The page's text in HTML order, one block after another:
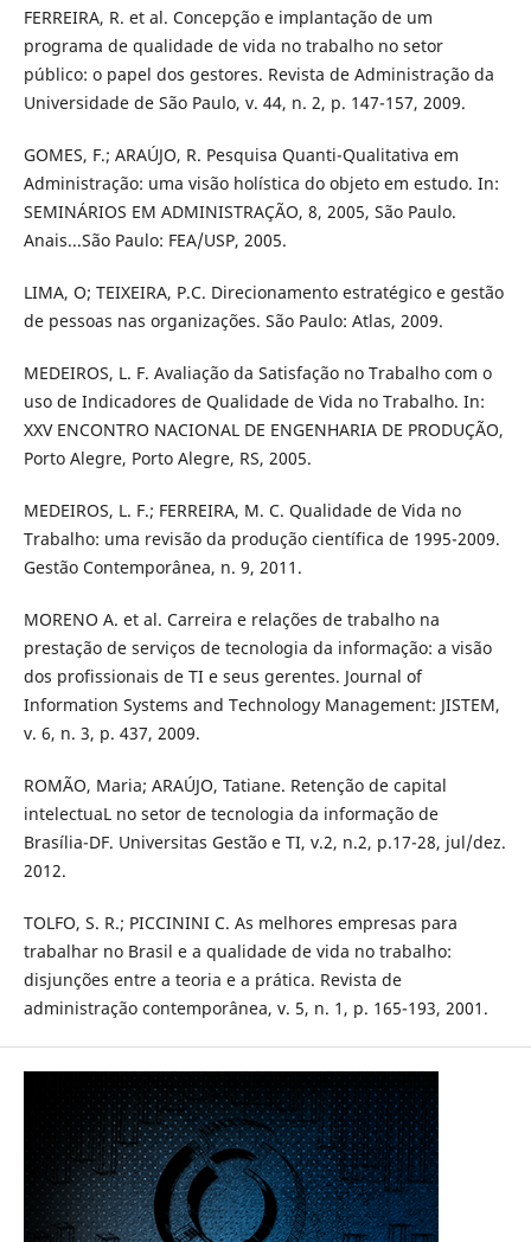
FERREIRA, R. et al. Concepção e implantação de um
programa de qualidade de vida no trabalho no setor
público: o papel dos gestores. Revista de Administração da
Universidade de São Paulo, v. 44, n. 2, p. 147-157, 2009.
GOMES, F.; ARAÚJO, R. Pesquisa Quanti-Qualitativa em
Administração: uma visão holística do objeto em estudo. In:
SEMINÁRIOS EM ADMINISTRAÇÃO, 8, 2005, São Paulo.
Anais...São Paulo: FEA/USP, 2005.
LIMA, O; TEIXEIRA, P.C. Direcionamento estratégico e gestão
de pessoas nas organizações. São Paulo: Atlas, 2009.
MEDEIROS, L. F. Avaliação da Satisfação no Trabalho com o
uso de Indicadores de Qualidade de Vida no Trabalho. In:
XXV ENCONTRO NACIONAL DE ENGENHARIA DE PRODUÇÃO,
Porto Alegre, Porto Alegre, RS, 2005.
MEDEIROS, L. F.; FERREIRA, M. C. Qualidade de Vida no
Trabalho: uma revisão da produção científica de 1995-2009.
Gestão Contemporânea, n. 9, 2011.
MORENO A. et al. Carreira e relações de trabalho na
prestação de serviços de tecnologia da informação: a visão
dos profissionais de TI e seus gerentes. Journal of
Information Systems and Technology Management: JISTEM,
v. 6, n. 3, p. 437, 2009.
ROMÃO, Maria; ARAÚJO, Tatiane. Retenção de capital
intelectuaL no setor de tecnologia da informação de
Brasília-DF. Universitas Gestão e TI, v.2, n.2, p.17-28, jul/dez.
2012.
TOLFO, S. R.; PICCININI C. As melhores empresas para
trabalhar no Brasil e a qualidade de vida no trabalho:
disjunções entre a teoria e a prática. Revista de
administração contemporânea, v. 5, n. 1, p. 165-193, 2001.